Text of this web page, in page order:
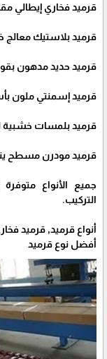
قرميد فخاري إيطالي
قرميد بلاستيك معالج
قرميد حديد مدهون
قرميد إسمنتي ملون
قرميد بلمسات خشبية
قرميد مودرن مسطح
جميع الأنواع
التركيب.
أنواع قرميد, قرميد
أفضل نوع قرميد